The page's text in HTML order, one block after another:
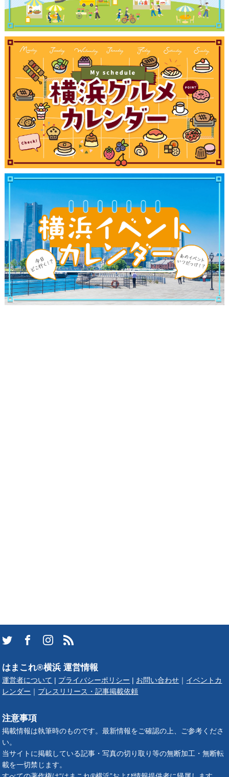
観光ガイド
ランキング
ブログ記事
サイトについて
はまこれ®横浜 運営情報
運営者について プライバシーポリシー お問い合わせ
イベントカ
レンダー
プレスリリース・記事掲載依頼
注意事項
掲載情報は執筆時のものです。最新情報をご確認の上、ご参考くださ
い。
当サイトに掲載している記事・写真の切り取り等の無断加工・無断転
載を一切禁じます。